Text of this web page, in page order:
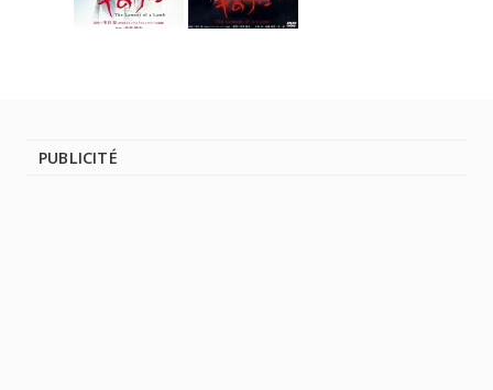
PUBLICITÉ